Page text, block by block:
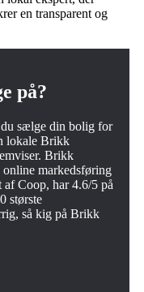
en transparent og
på?
sælge din bolig for
lokale Brikk
Brikk
markedsføring
Coop, har 4.6/5 på
største
så kig på Brikk